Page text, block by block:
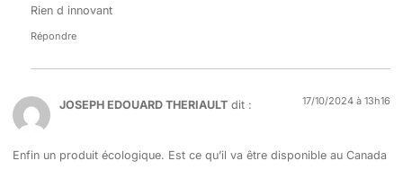
Rien d innovant
Répondre
JOSEPH EDOUARD THERIAULT dit : 17/10/2024 à 13h16
Enfin un produit écologique. Est ce qu’il va être disponible au Canada